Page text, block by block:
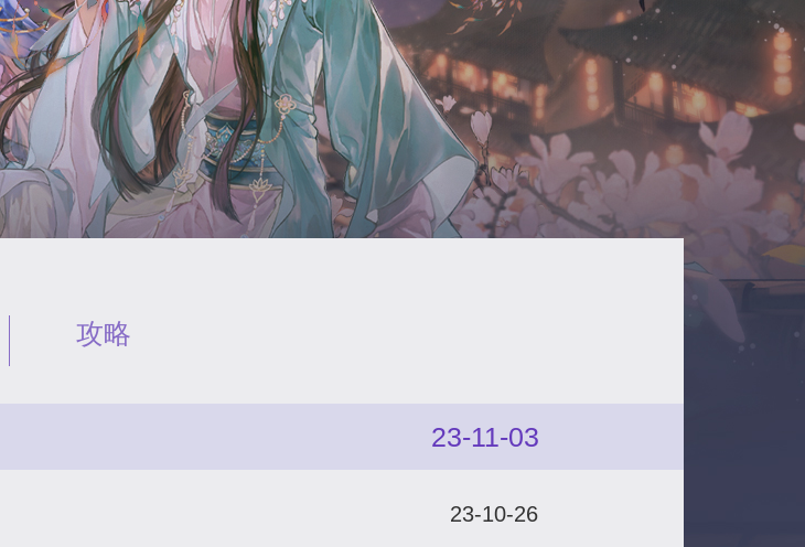
攻略
23-11-03
23-10-26